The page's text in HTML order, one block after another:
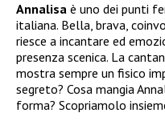
Annalisa è uno dei punti
italiana. Bella, brava,
riesce a incantare ed
presenza scenica. La
mostra sempre un fisico
segreto? Cosa mangia
forma? Scopriamolo